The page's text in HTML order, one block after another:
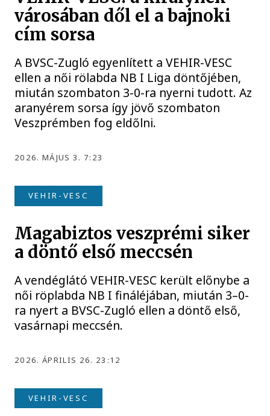
városában dől el a bajnoki
cím sorsa
A BVSC-Zugló egyenlített a VEHIR-VESC
ellen a női rölabda NB I Liga döntőjében,
miután szombaton 3-0-ra nyerni tudott. Az
aranyérem sorsa így jövő szombaton
Veszprémben fog eldőlni.
2026. MÁJUS 3. 7:23
VEHIR-VESC
Magabiztos veszprémi siker
a döntő első meccsén
A vendéglátó VEHIR-VESC került előnybe a
női röplabda NB I fináléjában, miután 3–0-
ra nyert a BVSC-Zugló ellen a döntő első,
vasárnapi meccsén.
2026. ÁPRILIS 26. 23:12
VEHIR-VESC